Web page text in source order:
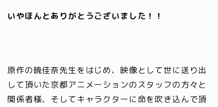
いやほんとありがとうございました！！
原作の暁佳奈先生をはじめ、映像として世に送り出
して頂いた京都アニメーションのスタッフの方々と
関係者様、そしてキャラクターに命を吹き込んで頂